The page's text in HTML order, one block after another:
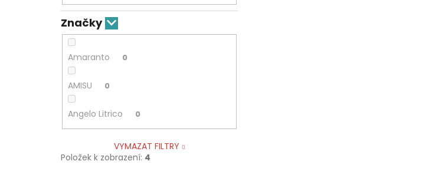
Značky
Amaranto 0
AMISU 0
Angelo Litrico 0
VYMAZAT FILTRY
Položek k zobrazení: 4